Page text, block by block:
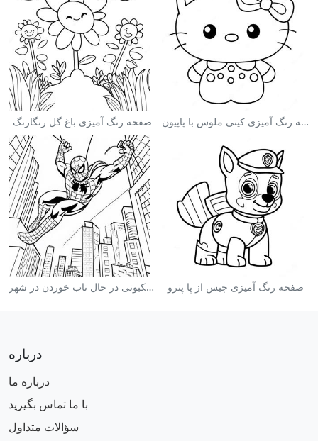
صفحه رنگ آمیزی باغ گل رنگارنگ صفحه رنگ آمیزی کیتی ملوس با پاپیون
صفحه رنگ آمیزی مرد عنکبوتی در حال تاب خوردن در شهر صفحه رنگ آمیزی چیس از پا پترو
درباره
درباره ما
با ما تماس بگیرید
سؤالات متداول